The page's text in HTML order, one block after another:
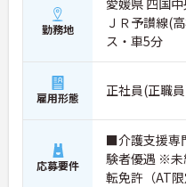
勤務地
ＪＲ予讃線(
ス・車5分
雇用形態 正社員(正職
応募要件
■介護支援専
験者優遇 ※未
転免許（AT限